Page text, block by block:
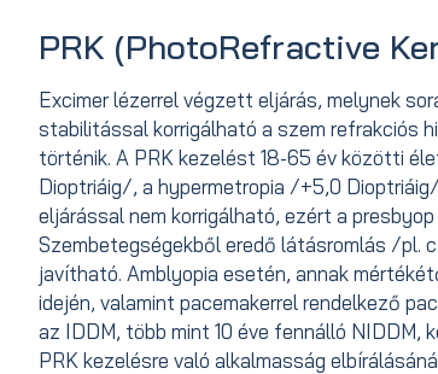
PRK (PhotoRefractive
Excimer lézerrel végzett eljárás, melynek
stabilitással korrigálható a szem refrakciós
történik. A PRK kezelést 18-65 év közötti
Dioptriáig/, a hypermetropia /+5,0
eljárással nem korrigálható, ezért a
Szembetegségekből eredő látásromlás /pl.
javítható. Amblyopia esetén, annak
idején, valamint pacemakerrel rendelkező
az IDDM, több mint 10 éve fennálló NIDDM,
PRK kezelésre való alkalmasság